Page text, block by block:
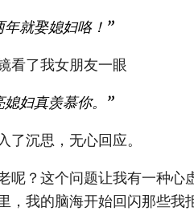
年就娶媳妇咯！”
看了我女朋友一眼
媳妇真羡慕你。”
了沉思，无心回应。
呢？这个问题让我有一种
，我的脑海开始回闪那些我